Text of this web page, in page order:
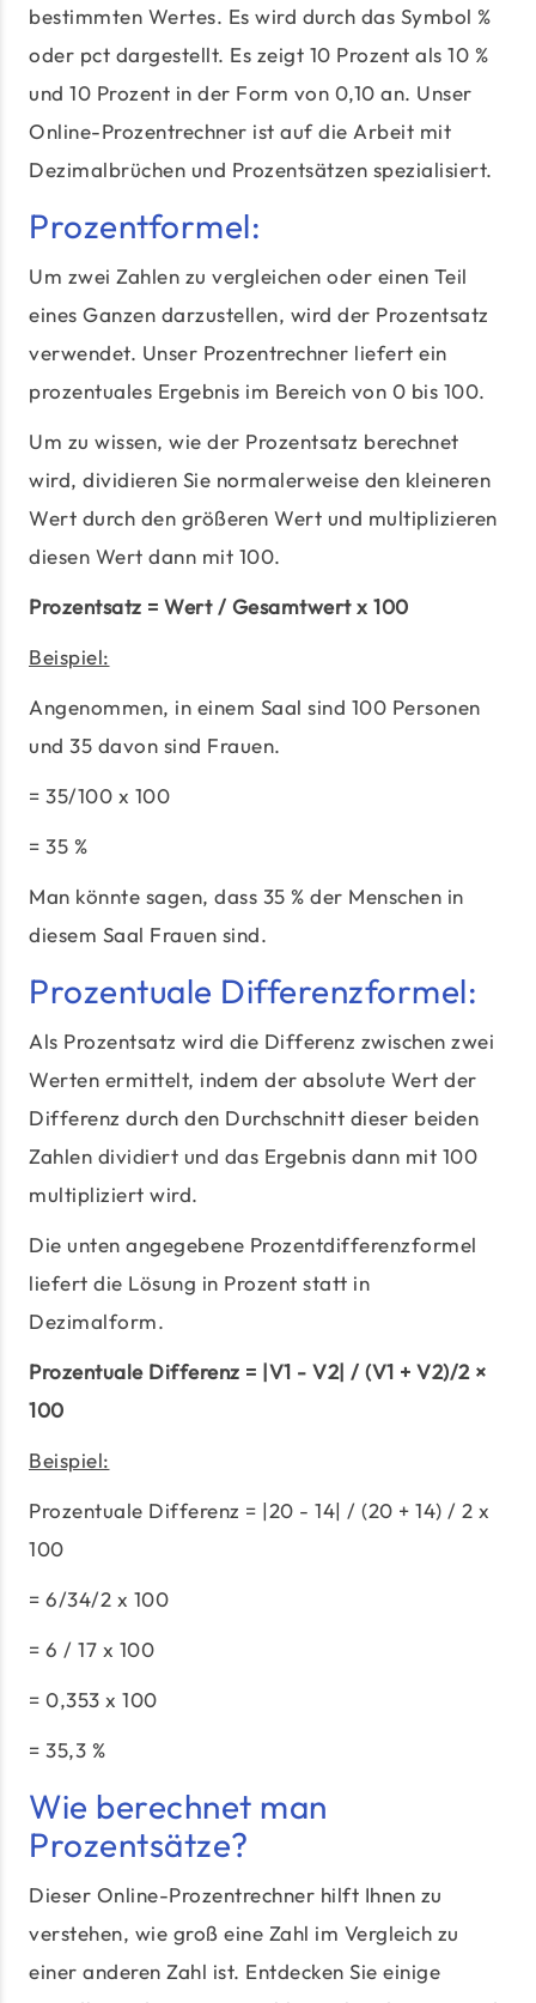
bestimmten Wertes. Es wird durch das Symbol %
oder pct dargestellt. Es zeigt 10 Prozent als 10 %
und 10 Prozent in der Form von 0,10 an. Unser
Online-Prozentrechner ist auf die Arbeit mit
Dezimalbrüchen und Prozentsätzen spezialisiert.
Prozentformel:
Um zwei Zahlen zu vergleichen oder einen Teil
eines Ganzen darzustellen, wird der Prozentsatz
verwendet. Unser Prozentrechner liefert ein
prozentuales Ergebnis im Bereich von 0 bis 100.
Um zu wissen, wie der Prozentsatz berechnet
wird, dividieren Sie normalerweise den kleineren
Wert durch den größeren Wert und multiplizieren
diesen Wert dann mit 100.
Prozentsatz = Wert / Gesamtwert x 100
Beispiel:
Angenommen, in einem Saal sind 100 Personen
und 35 davon sind Frauen.
= 35/100 x 100
= 35 %
Man könnte sagen, dass 35 % der Menschen in
diesem Saal Frauen sind.
Prozentuale Differenzformel:
Als Prozentsatz wird die Differenz zwischen zwei
Werten ermittelt, indem der absolute Wert der
Differenz durch den Durchschnitt dieser beiden
Zahlen dividiert und das Ergebnis dann mit 100
multipliziert wird.
Die unten angegebene Prozentdifferenzformel
liefert die Lösung in Prozent statt in
Dezimalform.
Prozentuale Differenz = |V1 - V2| / (V1 + V2)/2 ×
100
Beispiel:
Prozentuale Differenz = |20 - 14| / (20 + 14) / 2 x
100
= 6/34/2 x 100
= 6 / 17 x 100
= 0,353 x 100
= 35,3 %
Wie berechnet man
Prozentsätze?
Dieser Online-Prozentrechner hilft Ihnen zu
verstehen, wie groß eine Zahl im Vergleich zu
einer anderen Zahl ist. Entdecken Sie einige